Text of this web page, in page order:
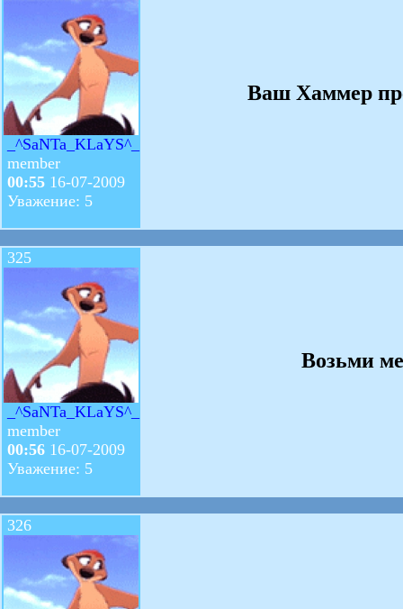
_^SaNTa_KLaYS^_
member
00:55 16-07-2009
Уважение: 5
Ваш Хаммер
325
_^SaNTa_KLaYS^_
member
00:56 16-07-2009
Уважение: 5
Возьми
326